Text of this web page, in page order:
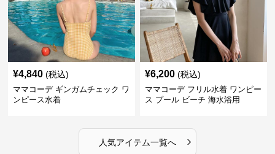
¥4,840 (税込)
ママコーデ ギンガムチェック ワ
ンピース水着
¥6,200 (税込)
ママコーデ フリル水着 ワンピー
ス プール ビーチ 海水浴用
人気アイテム一覧へ ›